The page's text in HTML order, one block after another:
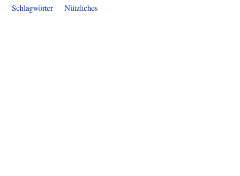
Schlagwörter Nützliches